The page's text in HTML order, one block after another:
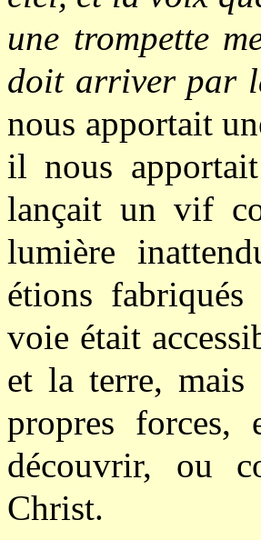
une trompette
doit arriver par
nous apportait
il nous
lançait un vif
lumière
étions
voie était
et la terre, mais
propres forces,
découvrir, ou
Christ.